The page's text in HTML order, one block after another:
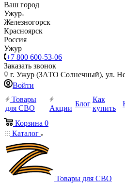
Ваш город
Ужур
Железногорск
Красноярск
Россия
Ужур
+7 800 600-53-06
Заказать звонок
г. Ужур (ЗАТО Солнечный), ул.
Войти
Товары
для СВО
Акции
Блог
Как
купить
Корзина 0
Каталог
Товары для СВО